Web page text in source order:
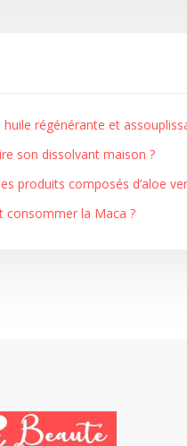
huile régénérante et
son dissolvant maison ?
produits composés d’aloe
consommer la Maca ?